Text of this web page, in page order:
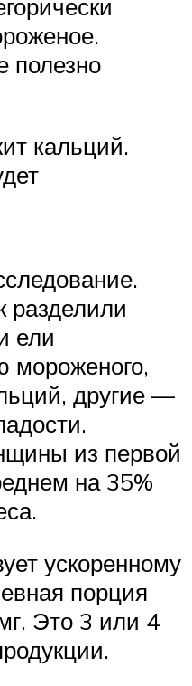
полезно
кальций.
ели
мороженого,
другие —
из первой
на 35%
ускоренному
порция
Это 3 или 4